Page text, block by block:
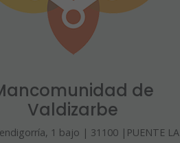
de
Valdizarbe
1 bajo | 31100 |PUENTE LA